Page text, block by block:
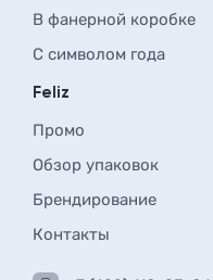
В фанерной коробке
С символом года
Feliz
Промо
Обзор упаковок
Брендирование
Контакты